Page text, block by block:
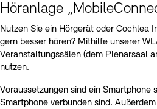
Höranlage
Nutzen Sie ein Hörgerät oder Cochlea
gern besser hören? Mithilfe unserer
Veranstaltungssälen (dem Plenarsaal
nutzen.
Voraussetzungen sind ein
Smartphone verbunden sind.